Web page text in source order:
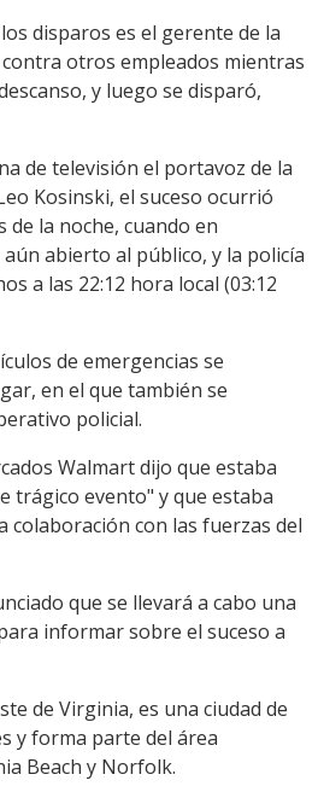
disparos es el gerente de la
otros empleados mientras
y luego se disparó,
de televisión el portavoz de la
Kosinski, el suceso ocurrió
de la noche, cuando en
abierto al público, y la policía
a las 22:12 hora local (03:12
de emergencias se
en el que también se
policial.
Walmart dijo que estaba
trágico evento" y que estaba
colaboración con las fuerzas del
que se llevará a cabo una
informar sobre el suceso a
de Virginia, es una ciudad de
y forma parte del área
Beach y Norfolk.